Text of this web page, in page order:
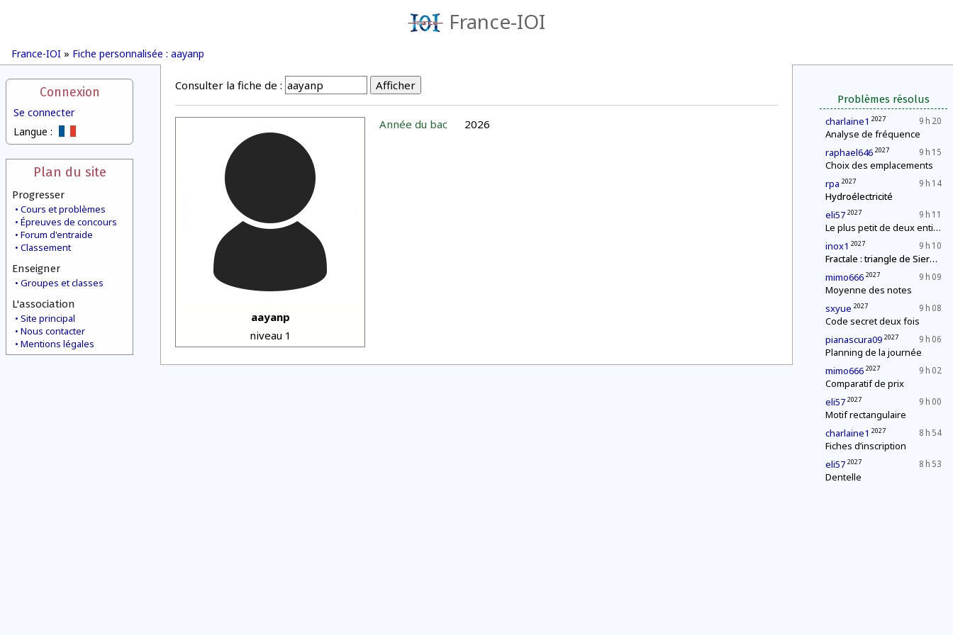
France-IOI
France-IOI » Fiche personnalisée : aayanp
Connexion
Se connecter
Langue :
Plan du site
Progresser
Cours et problèmes
Épreuves de concours
Forum d'entraide
Classement
Enseigner
Groupes et classes
L'association
Site principal
Nous contacter
Mentions légales
Problèmes résolus
9 h 20
charlaine1 2027
Analyse de fréquence
9 h 15
raphael646 2027
Choix des emplacements
9 h 14
rpa 2027
Hydroélectricité
9 h 11
eli57 2027
Le plus petit de deux entiers
9 h 10
inox1 2027
Fractale : triangle de Sierpinski
9 h 09
mimo666 2027
Moyenne des notes
9 h 08
sxyue 2027
Code secret deux fois
9 h 06
pianascura09 2027
Planning de la journée
9 h 02
mimo666 2027
Comparatif de prix
9 h 00
eli57 2027
Motif rectangulaire
8 h 54
charlaine1 2027
Fiches d’inscription
8 h 53
eli57 2027
Dentelle
Consulter la fiche de :
aayanp
niveau 1
Année du bac 2026